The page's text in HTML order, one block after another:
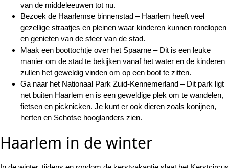
van de middeleeuwen tot nu.
Bezoek de Haarlemse binnenstad – Haarlem heeft veel
gezellige straatjes en pleinen waar kinderen kunnen rondlopen
en genieten van de sfeer van de stad.
Maak een boottochtje over het Spaarne – Dit is een leuke
manier om de stad te bekijken vanaf het water en de kinderen
zullen het geweldig vinden om op een boot te zitten.
Ga naar het Nationaal Park Zuid-Kennemerland – Dit park ligt
net buiten Haarlem en is een geweldige plek om te wandelen,
fietsen en picknicken. Je kunt er ook dieren zoals konijnen,
herten en Schotse hooglanders zien.
Haarlem in de winter